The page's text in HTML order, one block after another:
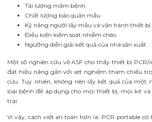
Tải lượng mầm bệnh
Chất lượng bảo quản mẫu
Kỹ năng người lấy mẫu và vận hành thiết bị
Điều kiện kiểm soát nhiễm chéo
Ngưỡng diễn giải kết quả của nhà sản xuất
Một số nghiên cứu về ASF cho thấy thiết bị PCR/
đạt hiệu năng gần với xét nghiệm tham chiếu
cứu. Tuy nhiên, không nên lấy kết quả của một
loại bệnh để áp dụng cho mọi thiết bị, mọi kit
trại.
Vì vậy, cách viết an toàn hơn là: PCR portable